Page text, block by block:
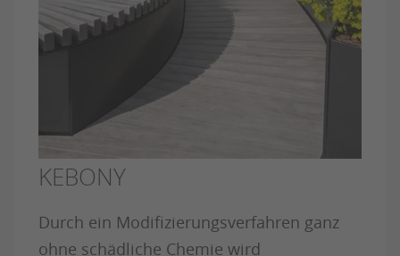
KEBONY
Durch ein Modifizierungsverfahren ganz
ohne schädliche Chemie wird